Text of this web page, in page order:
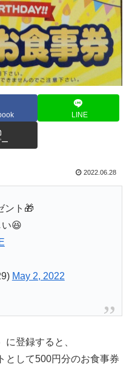
LINE
2022.06.28
ント🎁
😆
May 2, 2022
登録すると、
として500円分のお食事券